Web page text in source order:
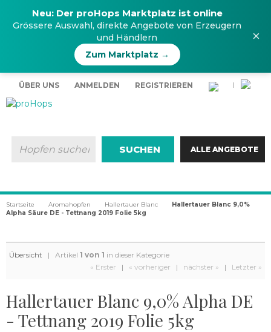
|
REGISTRIEREN
ANMELDEN
ÜBER UNS
SUCHEN ALLE ANGEBOTE
Startseite Aromahopfen Hallertauer Blanc
Hallertauer Blanc 9,0%
Alpha Säure DE - Tettnang 2019 Folie 5kg
Übersicht | Artikel 1 von 1 in dieser Kategorie
« Erster | « vorheriger | nächster » | Letzter »
Hallertauer Blanc 9,0% Alpha DE
- Tettnang 2019 Folie 5kg
Neu: Der proHops Marktplatz ist online
Grössere Auswahl, direkte Angebote von Erzeugern
und Händlern
Zum Marktplatz →
×